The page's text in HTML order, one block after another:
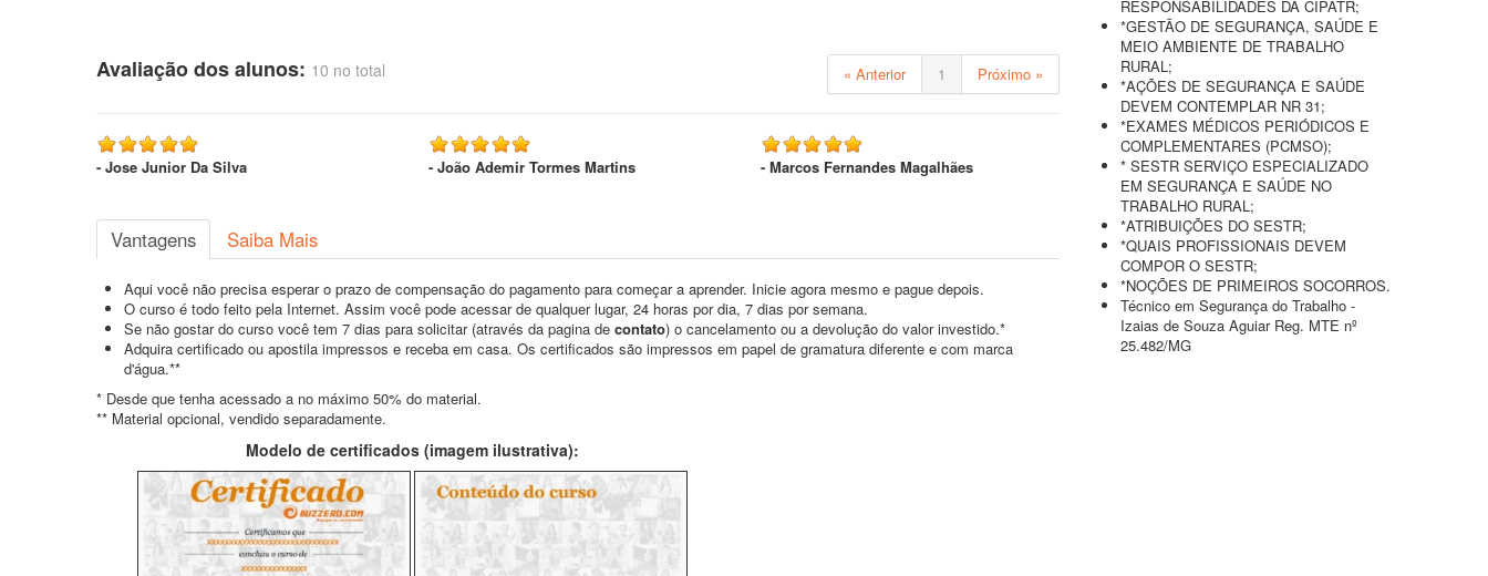
Avaliação dos alunos: 10 no total « Anterior 1 Próximo »
- Jose Junior Da Silva - João Ademir Tormes Martins - Marcos Fernandes Magalhães
Vantagens Saiba Mais
Aqui você não precisa esperar o prazo de compensação do pagamento para começar a aprender. Inicie agora mesmo e pague depois.
O curso é todo feito pela Internet. Assim você pode acessar de qualquer lugar, 24 horas por dia, 7 dias por semana.
Se não gostar do curso você tem 7 dias para solicitar (através da pagina de contato) o cancelamento ou a devolução do valor investido.*
Adquira certificado ou apostila impressos e receba em casa. Os certificados são impressos em papel de gramatura diferente e com marca
d'água.**
* Desde que tenha acessado a no máximo 50% do material.
** Material opcional, vendido separadamente.
Modelo de certificados (imagem ilustrativa):
RESPONSABILIDADES DA CIPATR;
*GESTÃO DE SEGURANÇA, SAÚDE E
MEIO AMBIENTE DE TRABALHO
RURAL;
*AÇÕES DE SEGURANÇA E SAÚDE
DEVEM CONTEMPLAR NR 31;
*EXAMES MÉDICOS PERIÓDICOS E
COMPLEMENTARES (PCMSO);
* SESTR SERVIÇO ESPECIALIZADO
EM SEGURANÇA E SAÚDE NO
TRABALHO RURAL;
*ATRIBUIÇÕES DO SESTR;
*QUAIS PROFISSIONAIS DEVEM
COMPOR O SESTR;
*NOÇÕES DE PRIMEIROS SOCORROS.
Técnico em Segurança do Trabalho -
Izaias de Souza Aguiar Reg. MTE nº
25.482/MG